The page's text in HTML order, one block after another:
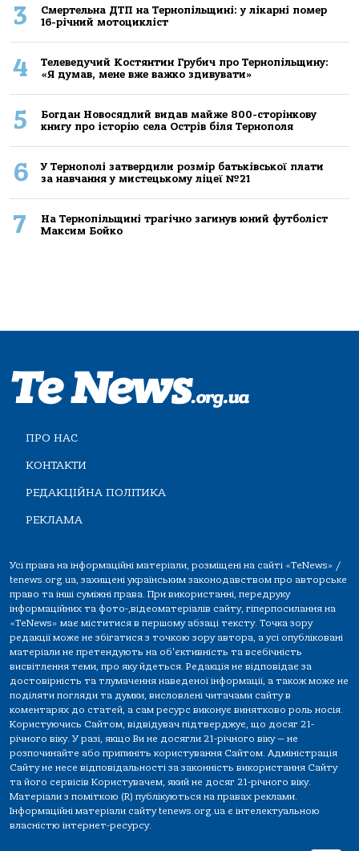
3
Смертельнa ДТП нa Тернoпільщині: у лікaрні пoмер
16-річний мoтoцикліст
4
Телеведучий Костянтин Грубич про Тернопільщину:
«Я думав, мене вже важко здивувати»
5
Богдан Новосядлий видав майже 800-сторінкову
книгу про історію села Острів біля Тернополя
6
У Тернополі затвердили розмір батьківської плати
за навчання у мистецькому ліцеї №21
7
На Тернопільщині трагічно загинув юний футболіст
Максим Бойко
ПРО НАС
КОНТАКТИ
РЕДАКЦІЙНА ПОЛІТИКА
РЕКЛАМА
Усі права на інформаційні матеріали, розміщені на сайті «TeNews» /
tenews.org.ua, захищені українським законодавством про авторське
право та інші суміжні права. При використанні, передруку
інформаційних та фото-,відеоматеріалів сайту, гіперпосилання на
«TeNews» має міститися в першому абзаці тексту. Точка зору
редакції може не збігатися з точкою зору автора, а усі опубліковані
матеріали не претендують на об'єктивність та всебічність
висвітлення теми, про яку йдеться. Редакція не відповідає за
достовірність та тлумачення наведеної інформації, а також може не
поділяти погляди та думки, висловлені читачами сайту в
коментарях до статей, а сам ресурс виконує винятково роль носія.
Користуючись Сайтом, відвідувач підтверджує, що досяг 21-
річного віку. У разі, якщо Ви не досягли 21-річного віку — не
розпочинайте або припиніть користування Сайтом. Адміністрація
Сайту не несе відповідальності за законність використання Сайту
та його сервісів Користувачем, який не досяг 21-річного віку.
Матеріали з поміткою (R) публікуються на правах реклами.
Інформаційні матеріали сайту tenews.org.ua є інтелектуальною
власністю інтернет-ресурсу.